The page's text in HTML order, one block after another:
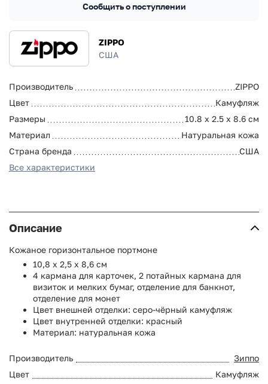
ZIPPO
США
Производитель
ZIPPO
Цвет
Камуфляж
Размеры
10.8 x 2.5 x 8.6 см
Материал
Натуральная кожа
Страна бренда
США
Все характеристики
Сообщить о поступлении
Описание
Кожаное горизонтальное портмоне
10,8 x 2,5 x 8,6 см
4 кармана для карточек, 2 потайных кармана для
визиток и мелких бумаг, отделение для банкнот,
отделение для монет
Цвет внешней отделки: серо-чёрный камуфляж
Цвет внутренней отделки: красный
Материал: натуральная кожа
Производитель
Зиппо
Цвет
Камуфляж